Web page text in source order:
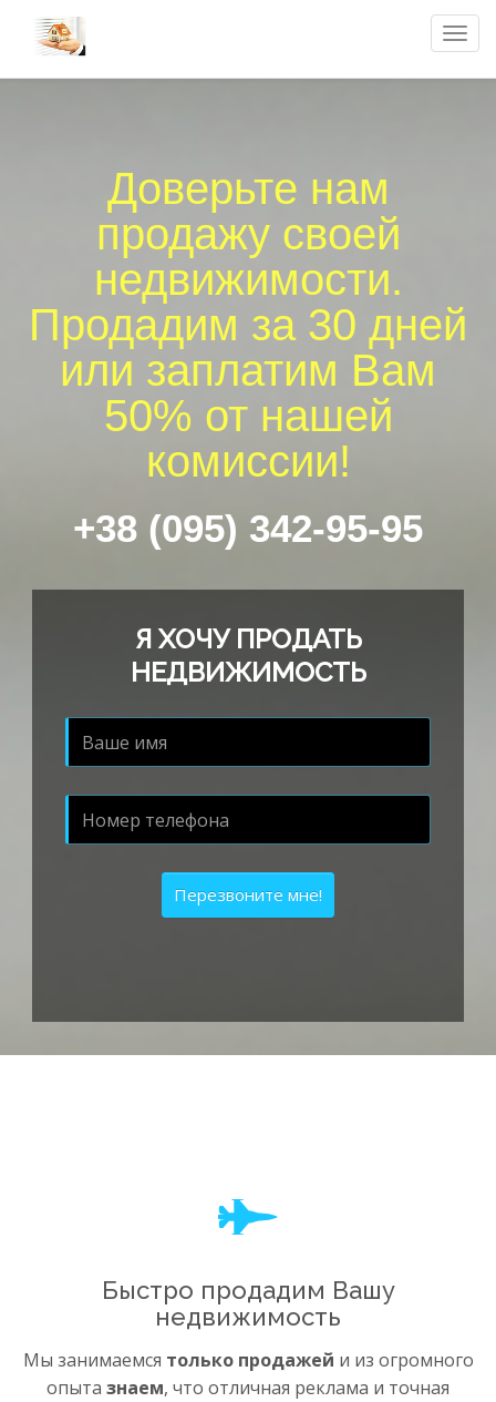
Доверьте нам
продажу своей
недвижимости.
Продадим за 30 дней
или заплатим Вам
50% от нашей
комиссии!
+38 (095) 342-95-95
Я ХОЧУ ПРОДАТЬ
НЕДВИЖИМОСТЬ
Перезвоните мне!
Быстро продадим Вашу
недвижимость
Мы занимаемся только продажей и из огромного
опыта знаем, что отличная реклама и точная